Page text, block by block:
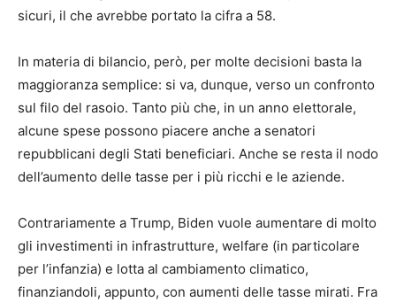
sicuri, il che avrebbe portato la cifra a 58.
In materia di bilancio, però, per molte decisioni basta la
maggioranza semplice: si va, dunque, verso un confronto
sul filo del rasoio. Tanto più che, in un anno elettorale,
alcune spese possono piacere anche a senatori
repubblicani degli Stati beneficiari. Anche se resta il nodo
dell’aumento delle tasse per i più ricchi e le aziende.
Contrariamente a Trump, Biden vuole aumentare di molto
gli investimenti in infrastrutture, welfare (in particolare
per l’infanzia) e lotta al cambiamento climatico,
finanziandoli, appunto, con aumenti delle tasse mirati. Fra